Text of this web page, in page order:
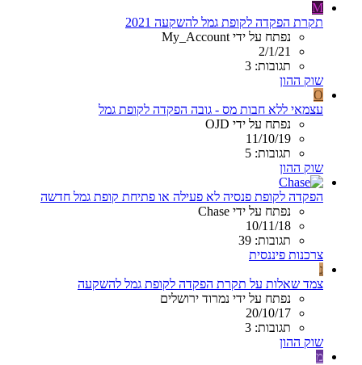
M
תקרת הפקדה לקופת גמל להשקעה 2021
נפתח על ידי My_Account
2/1/21
תגובות: 3
שוק ההון
O
עצמאי ללא חבות מס - גובה הפקדה לקופת גמל
נפתח על ידי OJD
11/10/19
תגובות: 5
שוק ההון
הפקדה לקופת פנסיה לא פעילה או פתיחת קופת גמל חדשה
נפתח על ידי Chase
10/11/18
תגובות: 39
צרכנות פיננסית
נ
צמד שאלות על תקרת הפקדה לקופת גמל להשקעה
נפתח על ידי נמרוד ירושלים
20/10/17
תגובות: 3
שוק ההון
מ